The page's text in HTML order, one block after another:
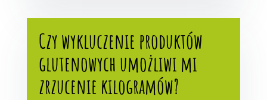
Czy wykluczenie produktów
glutenowych umożliwi mi
zrzucenie kilogramów?